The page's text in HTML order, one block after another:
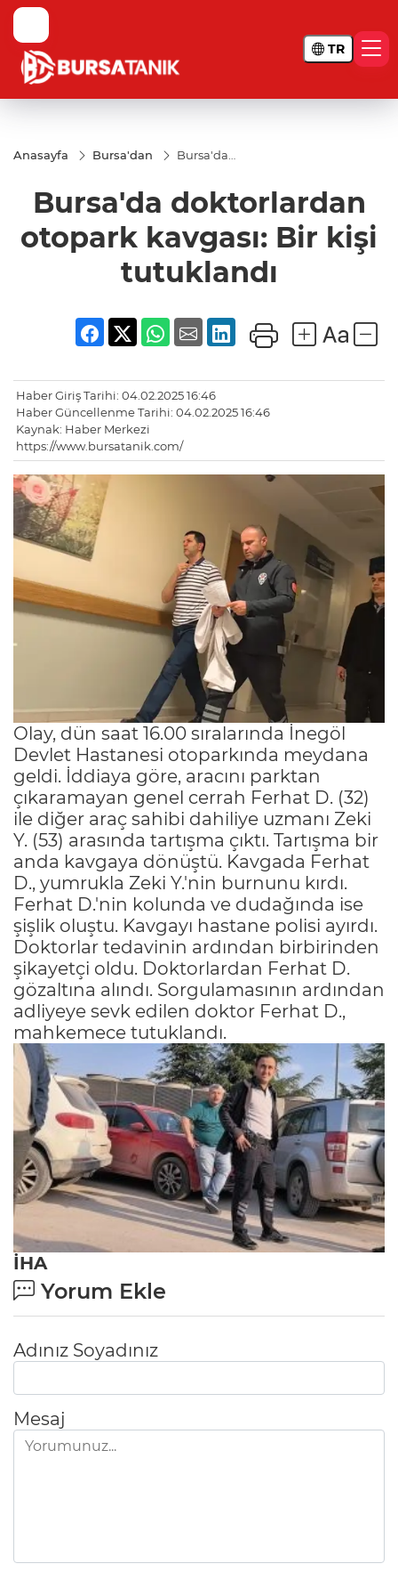
TR
Anasayfa Bursa'dan
Bursa'da
kavgası: Bir
kişi
Bursa'da doktorlardan
otopark kavgası: Bir kişi
tutuklandı
Haber Giriş Tarihi: 04.02.2025 16:46
Haber Güncellenme Tarihi: 04.02.2025 16:46
Kaynak: Haber Merkezi
https://www.bursatanik.com/
Olay, dün saat 16.00 sıralarında İnegöl
Devlet Hastanesi otoparkında meydana
geldi. İddiaya göre, aracını parktan
çıkaramayan genel cerrah Ferhat D. (32)
ile diğer araç sahibi dahiliye uzmanı Zeki
Y. (53) arasında tartışma çıktı. Tartışma bir
anda kavgaya dönüştü. Kavgada Ferhat
D., yumrukla Zeki Y.'nin burnunu kırdı.
Ferhat D.'nin kolunda ve dudağında ise
şişlik oluştu. Kavgayı hastane polisi ayırdı.
Doktorlar tedavinin ardından birbirinden
şikayetçi oldu. Doktorlardan Ferhat D.
gözaltına alındı. Sorgulamasının ardından
adliyeye sevk edilen doktor Ferhat D.,
mahkemece tutuklandı.
İHA
Yorum Ekle
Adınız Soyadınız
Mesaj